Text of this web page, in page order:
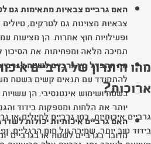
האם גרביים צבאיות מתאימות גם
צבאיות מצוינות גם לטרקים,
ופעילויות חוץ אחרות. הן מציעות
תמיכה מלאה ומפחיתות את הסיכון
מה ההבדל בין גרביים לשטח
להתמודד עם תנאים קשים בשטח
בשטח ושימוש אינטנסיבי. הן
יותר את הלחות ומספקות בידוד
האם גרביים איכותיות יכולות
מדובר בגרביים לשטח או בגרביים
מהו היתרון של גרביים
ארוכות?
גרביים איכותיות, כמו גרביים לחיילים או
בידוד טוב יותר, שמירה על חום הרגליים,